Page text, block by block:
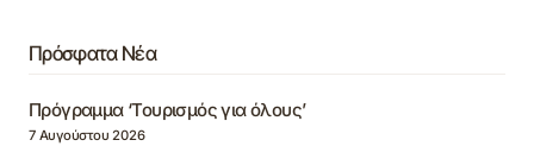
Πρόσφατα Νέα
Πρόγραμμα ‘Τουρισμός για όλους’
7 Αυγούστου 2026